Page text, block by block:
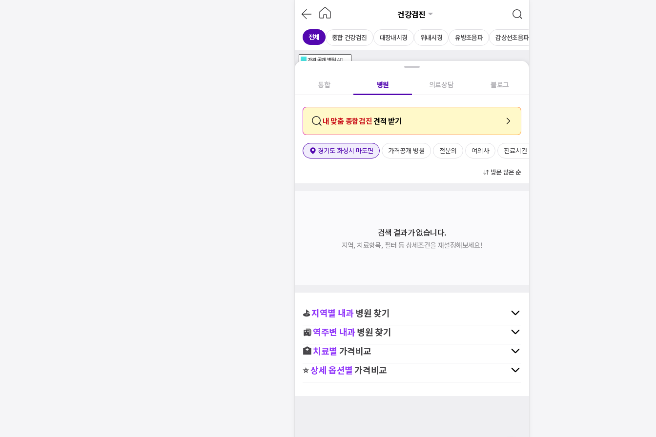
건강검진
전체 종합 건강검진 대장내시경 위내시경 유방초음파 갑상선초음파
가격공개 병원AD
통합 병원 의료상담 블로그
내 맞춤 종합검진 견적 받기
경기도 화성시 마도면 가격공개 병원 전문의 여의사 진료시간
방문 많은 순
검색 결과가 없습니다.
지역, 치료항목, 필터 등 상세조건을 재설정해보세요!
⛳지역별 내과병원 찾기
🚉역주변 내과병원 찾기
🏥치료별 가격비교
⭐상세 옵션별가격비교